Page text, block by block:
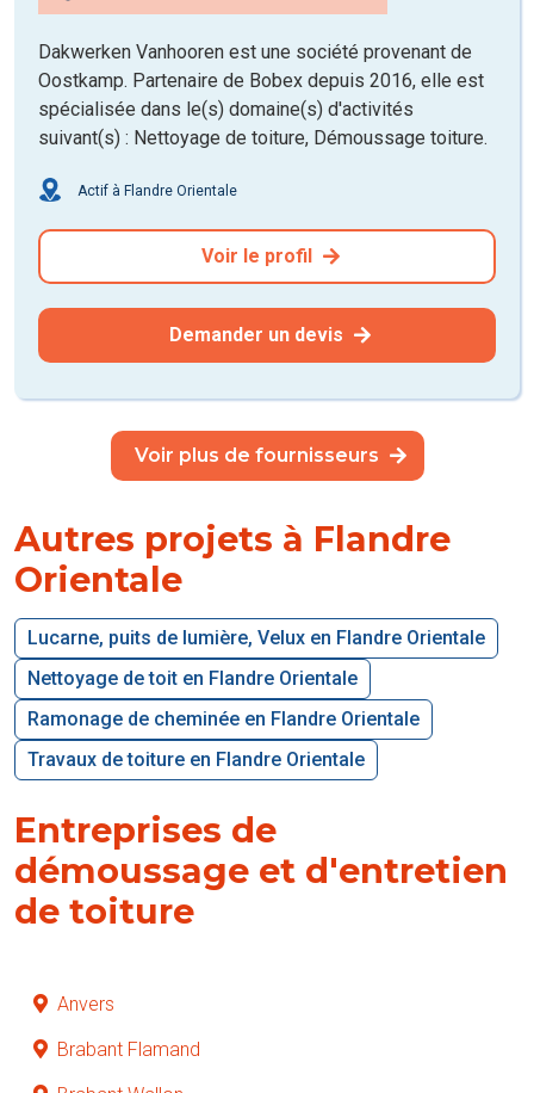
Dakwerken Vanhooren est une société provenant de
Oostkamp. Partenaire de Bobex depuis 2016, elle est
spécialisée dans le(s) domaine(s) d'activités
suivant(s) : Nettoyage de toiture, Démoussage toiture.
Actif à Flandre Orientale
Voir le profil
Demander un devis
Voir plus de fournisseurs
Autres projets à Flandre
Orientale
Lucarne, puits de lumière, Velux en Flandre Orientale
Nettoyage de toit en Flandre Orientale
Ramonage de cheminée en Flandre Orientale
Travaux de toiture en Flandre Orientale
Entreprises de
démoussage et d'entretien
de toiture
Anvers
Brabant Flamand